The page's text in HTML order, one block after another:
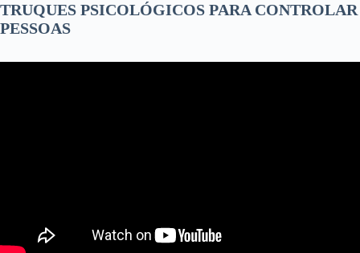
TRUQUES PSICOLÓGICOS PARA CONTROLAR
PESSOAS